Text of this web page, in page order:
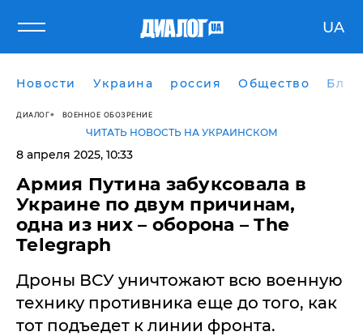
UA
Новости Украина россия Общество
ДИАЛОГ ВОЕННОЕ ОБОЗРЕНИЕ
ЧИТАТЬ НОВОСТЬ НА УКРАИНСКОМ
8 апреля 2025, 10:33
​Армия Путина забуксовала в
Украине по двум причинам,
одна из них – оборона – The
Telegraph
Дроны ВСУ уничтожают всю военную
технику противника еще до того, как
тот подъедет к линии фронта.